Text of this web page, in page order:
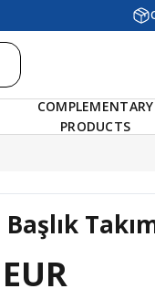
COMPLEMENTARY
PRODUCTS